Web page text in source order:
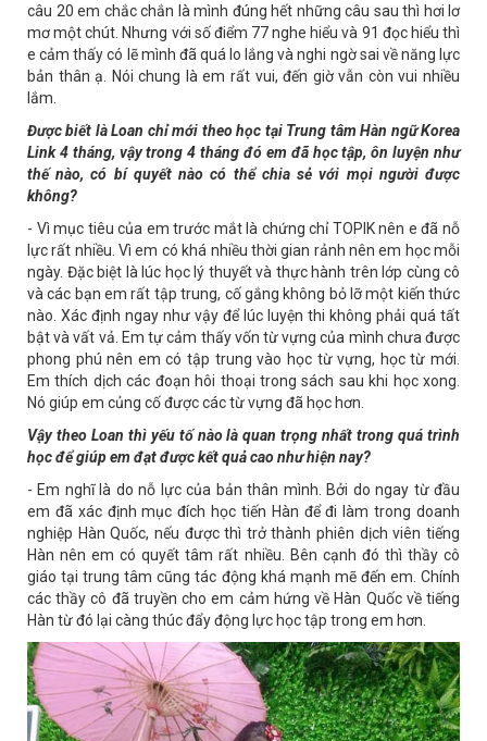
câu 20 em chắc chắn là mình đúng hết những câu sau thì hơi lơ
mơ một chút. Nhưng với số điểm 77 nghe hiểu và 91 đọc hiểu thì
e cảm thấy có lẽ mình đã quá lo lắng và nghi ngờ sai về năng lực
bản thân ạ. Nói chung là em rất vui, đến giờ vẫn còn vui nhiều
lắm.
Được biết là Loan chỉ mới theo học tại Trung tâm Hàn ngữ Korea
Link 4 tháng, vậy trong 4 tháng đó em đã học tập, ôn luyện như
thế nào, có bí quyết nào có thể chia sẻ với mọi người được
không?
- Vì mục tiêu của em trước mắt là chứng chỉ TOPIK nên e đã nỗ
lực rất nhiều. Vì em có khá nhiều thời gian rảnh nên em học mỗi
ngày. Đặc biệt là lúc học lý thuyết và thực hành trên lớp cùng cô
và các bạn em rất tập trung, cố gắng không bỏ lỡ một kiến thức
nào. Xác định ngay như vậy để lúc luyện thi không phải quá tất
bật và vất vả. Em tự cảm thấy vốn từ vựng của mình chưa được
phong phú nên em có tập trung vào học từ vựng, học từ mới.
Em thích dịch các đoạn hôi thoại trong sách sau khi học xong.
Nó giúp em củng cố được các từ vựng đã học hơn.
Vậy theo Loan thì yếu tố nào là quan trọng nhất trong quá trình
học để giúp em đạt được kết quả cao như hiện nay?
- Em nghĩ là do nỗ lực của bản thân mình. Bởi do ngay từ đầu
em đã xác định mục đích học tiến Hàn để đi làm trong doanh
nghiệp Hàn Quốc, nếu được thì trở thành phiên dịch viên tiếng
Hàn nên em có quyết tâm rất nhiều. Bên cạnh đó thì thầy cô
giáo tại trung tâm cũng tác động khá mạnh mẽ đến em. Chính
các thầy cô đã truyền cho em cảm hứng về Hàn Quốc về tiếng
Hàn từ đó lại càng thúc đẩy động lực học tập trong em hơn.